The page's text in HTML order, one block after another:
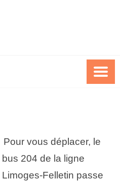
Pour vous déplacer, le
bus 204 de la ligne
Limoges-Felletin passe